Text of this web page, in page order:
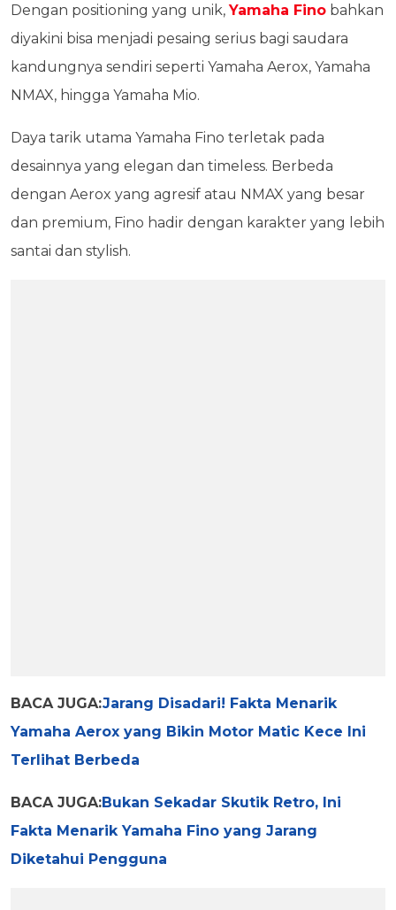
Dengan positioning yang unik,Yamaha Fino bahkan
diyakini bisa menjadi pesaing serius bagi saudara
kandungnya sendiri seperti Yamaha Aerox, Yamaha
NMAX, hingga Yamaha Mio.
Daya tarik utama Yamaha Fino terletak pada
desainnya yang elegan dan timeless. Berbeda
dengan Aerox yang agresif atau NMAX yang besar
dan premium, Fino hadir dengan karakter yang lebih
santai dan stylish.
BACA JUGA:Jarang Disadari! Fakta Menarik
Yamaha Aerox yang Bikin Motor Matic Kece Ini
Terlihat Berbeda
BACA JUGA:Bukan Sekadar Skutik Retro, Ini
Fakta Menarik Yamaha Fino yang Jarang
Diketahui Pengguna